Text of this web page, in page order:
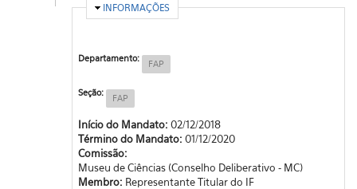
OCULTAR
INFORMAÇÕES
Departamento: FAP
Seção: FAP
Início do Mandato: 02/12/2018
Término do Mandato: 01/12/2020
Comissão:
Museu de Ciências (Conselho Deliberativo - MC)
Membro: Representante Titular do IF